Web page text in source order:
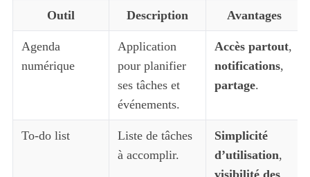
Outil Description Avantages
Agenda
numérique
Application
pour planifier
ses tâches et
événements.
Accès partout,
notifications,
partage.
To-do list
Liste de tâches
à accomplir.
Simplicité
d’utilisation,